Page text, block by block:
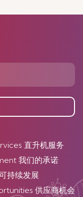
直升机服务
我们的承诺
持续发展
供应商机会